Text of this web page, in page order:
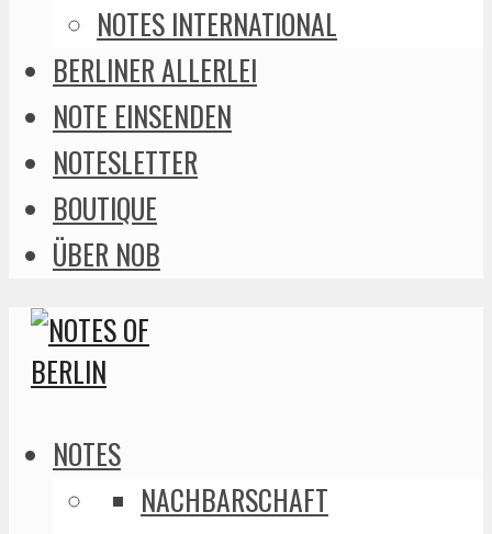
NOTES INTERNATIONAL
BERLINER ALLERLEI
NOTE EINSENDEN
NOTESLETTER
BOUTIQUE
ÜBER NOB
NOTES
NACHBARSCHAFT